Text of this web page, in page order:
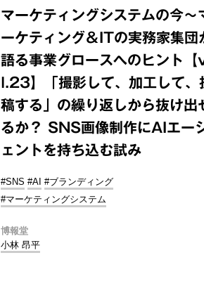
マーケティングシステムの今～
ーケティング＆ITの実務家集団
語る事業グロースへのヒント
l.23】「撮影して、加工して、
稿する」の繰り返しから抜け出
るか？ SNS画像制作にAIエー
ェントを持ち込む試み
#SNS #AI #ブランディング
#マーケティングシステム
博報堂
小林 昂平